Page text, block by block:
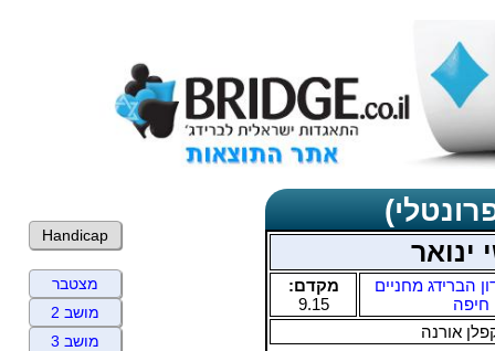
ינואר
הברידג מחניים
חיפה
מקדם:
9.15
אורנה
Handicap
מצטבר
מושב 2
מושב 3